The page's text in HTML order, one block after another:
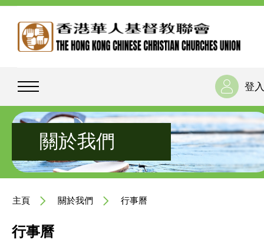
登入
關於我們
主頁 關於我們 行事曆
行事曆